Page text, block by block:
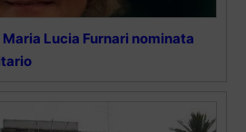
Lucia Furnari nominata